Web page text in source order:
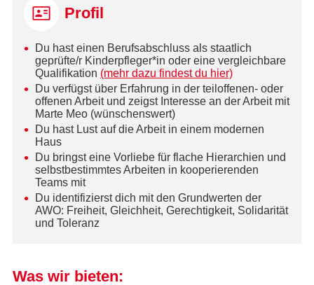
Profil
Du hast einen Berufsabschluss als staatlich
geprüfte/r Kinderpfleger*in oder eine vergleichbare
Qualifikation (mehr dazu findest du hier)
Du verfügst über Erfahrung in der teiloffenen- oder
offenen Arbeit und zeigst Interesse an der Arbeit mit
Marte Meo (wünschenswert)
Du hast Lust auf die Arbeit in einem modernen
Haus
Du bringst eine Vorliebe für flache Hierarchien und
selbstbestimmtes Arbeiten in kooperierenden
Teams mit
Du identifizierst dich mit den Grundwerten der
AWO: Freiheit, Gleichheit, Gerechtigkeit, Solidarität
und Toleranz
Was wir bieten: